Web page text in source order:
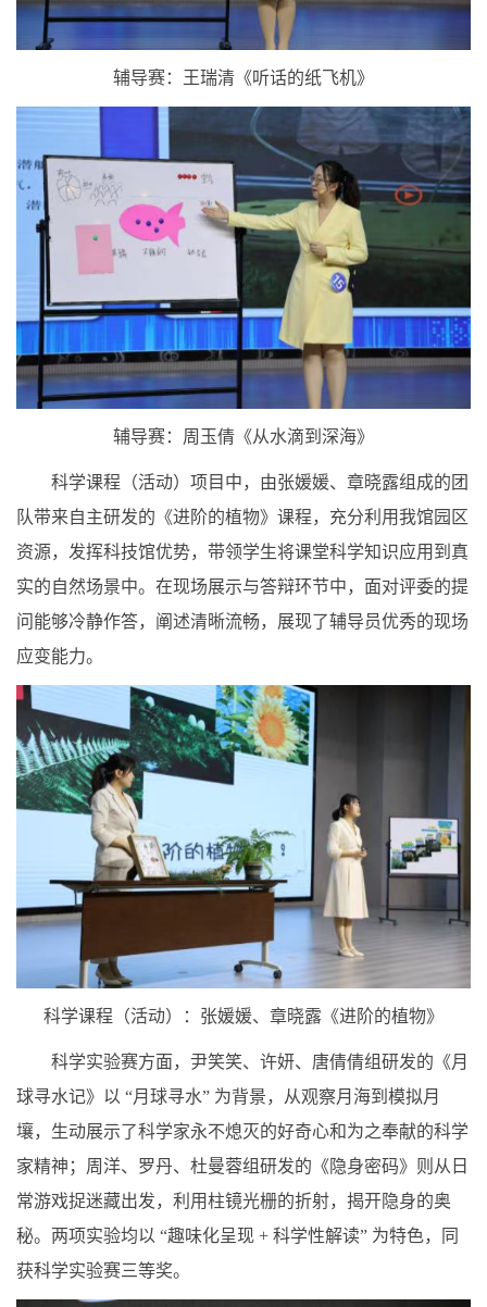
辅导赛：王瑞清《听话的纸飞机》
辅导赛：周玉倩《从水滴到深海》
科学课程（活动）项目中，由张媛媛、章晓露组成的团
队带来自主研发的《进阶的植物》课程，充分利用我馆园区
资源，发挥科技馆优势，带领学生将课堂科学知识应用到真
实的自然场景中。在现场展示与答辩环节中，面对评委的提
问能够冷静作答，阐述清晰流畅，展现了辅导员优秀的现场
应变能力。
科学课程（活动）：张媛媛、章晓露《进阶的植物》
科学实验赛方面，尹笑笑、许妍、唐倩倩组研发的《月
球寻水记》以 “月球寻水” 为背景，从观察月海到模拟月
壤，生动展示了科学家永不熄灭的好奇心和为之奉献的科学
家精神；周洋、罗丹、杜曼蓉组研发的《隐身密码》则从日
常游戏捉迷藏出发，利用柱镜光栅的折射，揭开隐身的奥
秘。两项实验均以 “趣味化呈现 + 科学性解读” 为特色，同
获科学实验赛三等奖。